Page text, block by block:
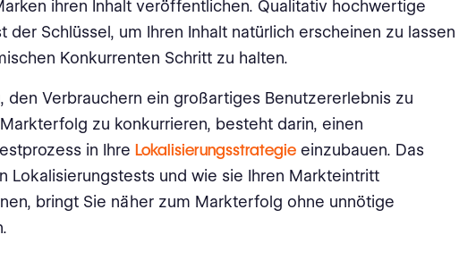
ihren Inhalt veröffentlichen. Qualitativ hochwertige
der Schlüssel, um Ihren Inhalt natürlich erscheinen zu lassen
Konkurrenten Schritt zu halten.
den Verbrauchern ein großartiges Benutzererlebnis zu
zu konkurrieren, besteht darin, einen
in Ihre Lokalisierungsstrategie einzubauen. Das
Lokalisierungstests und wie sie Ihren Markteintritt
bringt Sie näher zum Markterfolg ohne unnötige